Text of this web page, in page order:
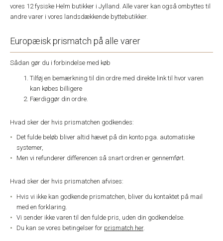
vores 12 fysiske Helm butikker i Jylland. Alle varer kan også ombyttes til
andre varer i vores landsdækkende byttebutikker.
Europæisk prismatch på alle varer
Sådan gør du i forbindelse med køb
Tilføj en bemærkning til din ordre med direkte link til hvor varen
kan købes billigere
Færdiggør din ordre.
Hvad sker der hvis prismatchen godkendes:
Det fulde beløb bliver altid hævet på din konto pga. automatiske
systemer,
Men vi refunderer differencen så snart ordren er gennemført.
Hvad sker der hvis prismatchen afvises:
Hvis vi ikke kan godkende prismatchen, bliver du kontaktet på mail
med en forklaring.
Vi sender ikke varen til den fulde pris, uden din godkendelse.
Du kan se vores betingelser for prismatch her.